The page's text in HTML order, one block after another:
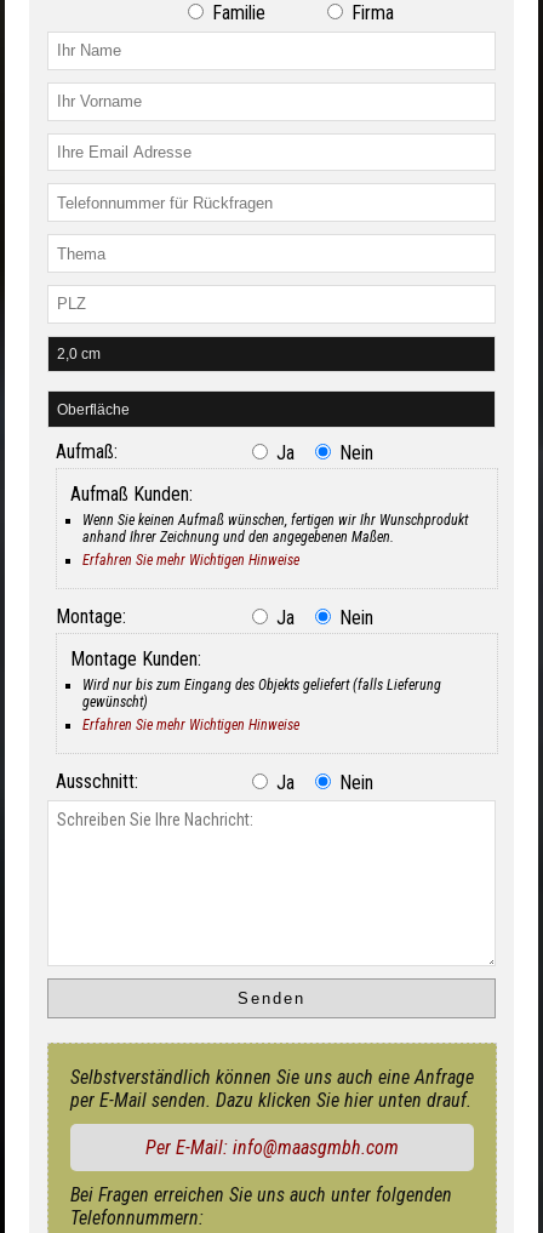
Familie
Firma
Aufmaß: Ja
Nein
Aufmaß Kunden:
Wenn Sie keinen Aufmaß wünschen, fertigen wir Ihr Wunschprodukt
anhand Ihrer Zeichnung und den angegebenen Maßen.
Erfahren Sie mehr Wichtigen Hinweise
Montage: Ja
Nein
Montage Kunden:
Wird nur bis zum Eingang des Objekts geliefert (falls Lieferung
gewünscht)
Erfahren Sie mehr Wichtigen Hinweise
Ausschnitt: Ja Nein
Selbstverständlich können Sie uns auch eine Anfrage
per E-Mail senden. Dazu klicken Sie hier unten drauf.
Per E-Mail: info@maasgmbh.com
Bei Fragen erreichen Sie uns auch unter folgenden
Telefonnummern: